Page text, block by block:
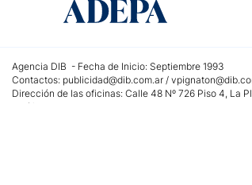
Agencia DIB - Fecha de Inicio: Septiembre 1993
Contactos: publicidad@dib.com.ar /
Dirección de las oficinas: Calle 48 Nº 726 Piso 4, La
Teléfono: +5492215022421 - Whatsapp: